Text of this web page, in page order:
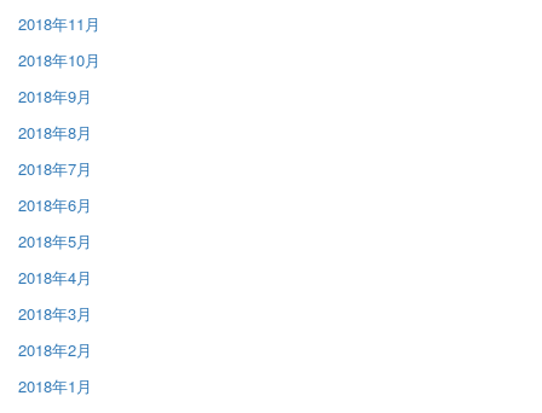
2018年11月
2018年10月
2018年9月
2018年8月
2018年7月
2018年6月
2018年5月
2018年4月
2018年3月
2018年2月
2018年1月